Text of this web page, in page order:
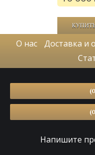
О нас Доставка и
Напишите